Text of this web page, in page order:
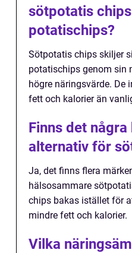
sötpotatis
potatischips?
Sötpotatis chips skiljer
potatischips genom sin
högre näringsvärde. De
fett och kalorier än
Finns det
alternativ för
Ja, det finns flera
hälsosammare
chips bakas istället för
mindre fett och kalorier.
Vilka